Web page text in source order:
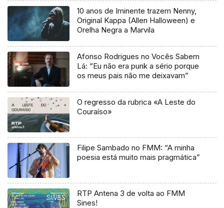
10 anos de Iminente trazem Nenny,
Original Kappa (Allen Halloween) e
Orelha Negra a Marvila
Afonso Rodrigues no Vocês Sabem
Lá: “Eu não era punk a sério porque
os meus pais não me deixavam”
O regresso da rubrica «A Leste do
Couraíso»
Filipe Sambado no FMM: “A minha
poesia está muito mais pragmática”
RTP Antena 3 de volta ao FMM
Sines!